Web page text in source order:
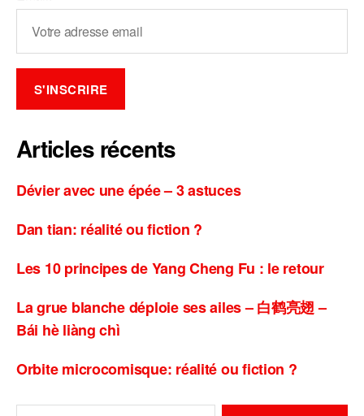
Articles récents
Dévier avec une épée – 3 astuces
Dan tian: réalité ou fiction ?
Les 10 principes de Yang Cheng Fu : le retour
La grue blanche déploie ses ailes – 白鹤亮翅 –
Bái hè liàng chì
Orbite microcomisque: réalité ou fiction ?